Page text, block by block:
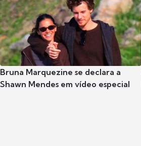
Bruna Marquezine se declara a
Shawn Mendes em vídeo especial